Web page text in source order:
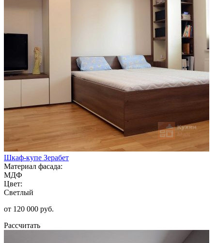
Шкаф-купе Зерабет
Материал фасада:
МДФ
Цвет:
Светлый
от 120 000 руб.
Рассчитать